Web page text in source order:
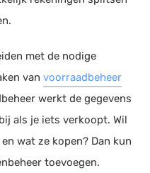
met de nodige
van voorraadbeheer
werkt de gegevens
als je iets verkoopt. Wil
wat ze kopen? Dan kun
toevoegen.